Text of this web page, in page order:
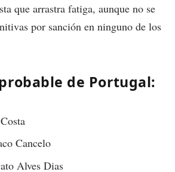
que arrastra fatiga, aunque no se
por sanción en ninguno de los
de Portugal:
Cancelo
Alves Dias